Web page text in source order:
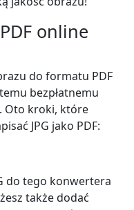
online
do formatu PDF
bezpłatnemu
Oto kroki, które
JPG jako PDF:
do tego konwertera
także dodać